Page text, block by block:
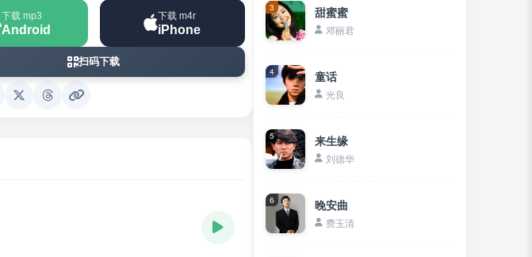
下载 mp3
Android
下载 m4r
iPhone
扫码下载
3 甜蜜蜜
邓丽君
4 童话
光良
5 来生缘
刘德华
6 晚安曲
费玉清